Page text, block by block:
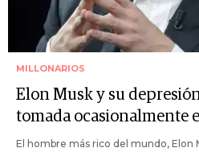
MILLONARIOS
Elon Musk y su
tomada ocasionalmente
El hombre más rico del mundo, Elon